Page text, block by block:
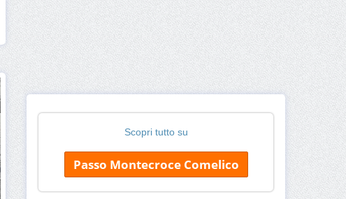
Scopri tutto su
Passo Montecroce Comelico